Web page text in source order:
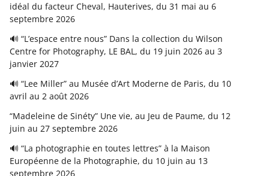
idéal du facteur Cheval, Hauterives, du 31 mai au 6
septembre 2026
🔊 “L’espace entre nous” Dans la collection du Wilson
Centre for Photography, LE BAL, du 19 juin 2026 au 3
janvier 2027
🔊 “Lee Miller” au Musée d’Art Moderne de Paris, du 10
avril au 2 août 2026
“Madeleine de Sinéty” Une vie, au Jeu de Paume, du 12
juin au 27 septembre 2026
🔊 “La photographie en toutes lettres” à la Maison
Européenne de la Photographie, du 10 juin au 13
septembre 2026